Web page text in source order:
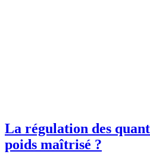
La régulation des
poids maîtrisé ?